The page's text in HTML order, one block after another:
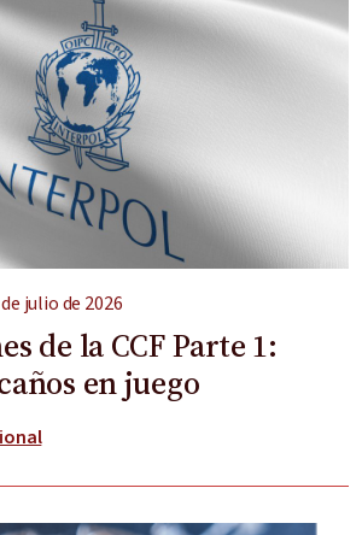
julio de 2026
de la CCF Parte 1:
en juego